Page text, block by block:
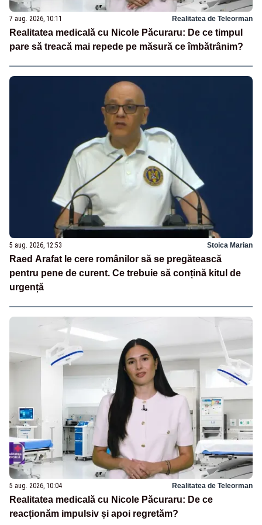
7 aug. 2026, 10:11 Realitatea de Teleorman
Realitatea medicală cu Nicole Păcuraru: De ce timpul
pare să treacă mai repede pe măsură ce îmbătrânim?
5 aug. 2026, 12:53 Stoica Marian
Raed Arafat le cere românilor să se pregătească
pentru pene de curent. Ce trebuie să conțină kitul de
urgență
5 aug. 2026, 10:04 Realitatea de Teleorman
Realitatea medicală cu Nicole Păcuraru: De ce
reacționăm impulsiv și apoi regretăm?